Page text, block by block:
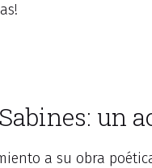
un
a su obra